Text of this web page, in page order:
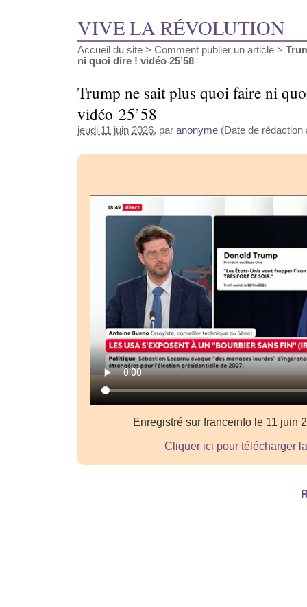
VIVE LA RÉVOLUTION
Accueil du site > Comment publier un article >
ni quoi dire ! vidéo 25’58
Trump ne sait plus quoi faire ni
vidéo 25’58
jeudi 11 juin 2026, par anonyme (Date de rédaction
Enregistré sur franceinfo le 11 juin
Cliquer ici pour télécharger